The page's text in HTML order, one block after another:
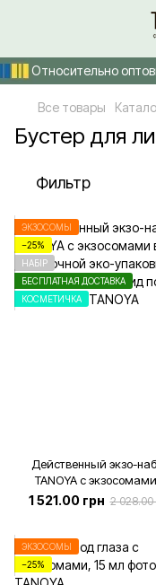
Относительно
Все товары
Бустер для
Фильтр
ЭКЗОСОМЫ
−25%
НАБІР
БЕСПЛАТНАЯ ДОСТАВКА
КОСМЕТИЧКА
Действенный экзо-
TANOYA с
подарочной эко-
Тоник, бустер, флюид под
1 521.00 грн 2 028.00
ЭКЗОСОМЫ
−25%